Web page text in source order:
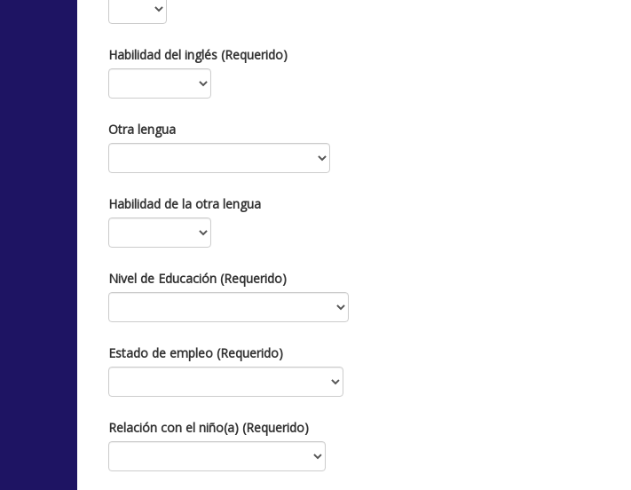
Habilidad del inglés (Requerido)
Otra lengua
Habilidad de la otra lengua
Nivel de Educación (Requerido)
Estado de empleo (Requerido)
Relación con el niño(a) (Requerido)